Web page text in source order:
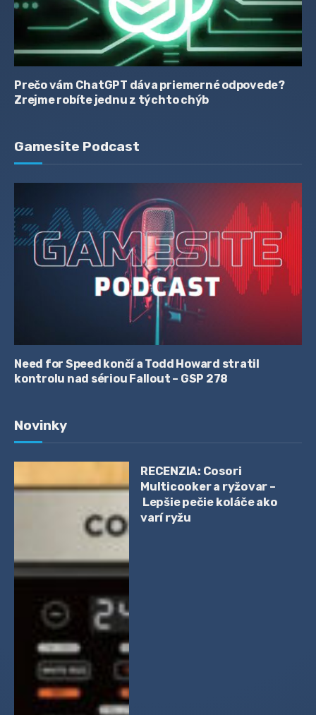
Prečo vám ChatGPT dáva priemerné odpovede?
Zrejme robíte jednu z týchto chýb
Gamesite Podcast
Need for Speed končí a Todd Howard stratil
kontrolu nad sériou Fallout – GSP 278
Novinky
RECENZIA: Cosori
Multicooker a ryžovar –
Lepšie pečie koláče ako
varí ryžu